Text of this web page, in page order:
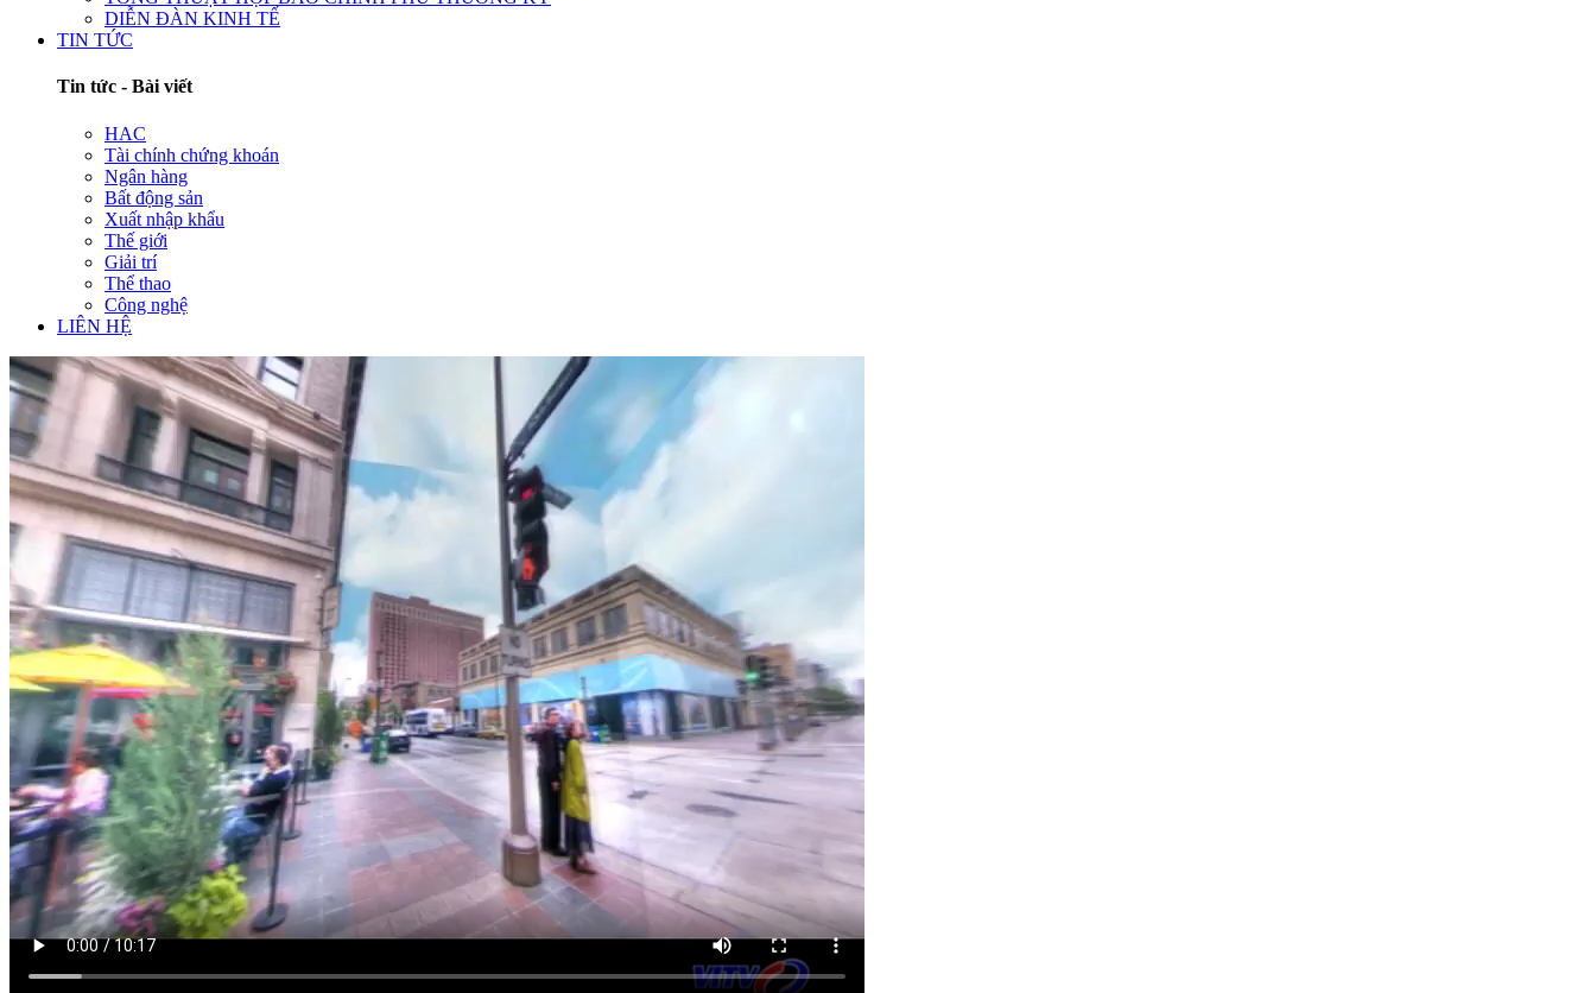
DIỄN ĐÀN KINH TẾ
TIN TỨC
Tin tức - Bài viết
HAC
Tài chính chứng khoán
Ngân hàng
Bất động sản
Xuất nhập khẩu
Thế giới
Giải trí
Thể thao
Công nghệ
LIÊN HỆ